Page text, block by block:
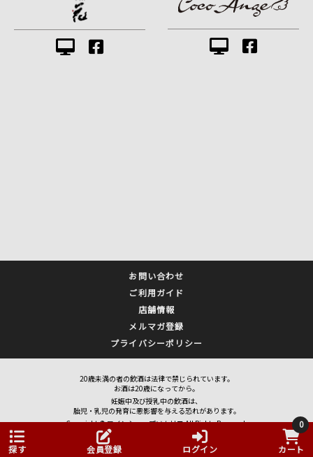
探す 会員登録 ログイン
0
カート
お問い合わせ
ご利用ガイド
店舗情報
メルマガ登録
プライバシーポリシー
20歳未満の者の飲酒は法律で禁じられています。
お酒は20歳になってから。
妊娠中及び授乳中の飲酒は、
胎児・乳児の発育に悪影響を与える恐れがあります。
Copyright © ワインショップソムリエ All Rights Reserved.